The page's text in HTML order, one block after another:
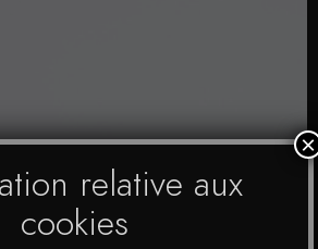
relative aux
cookies
×